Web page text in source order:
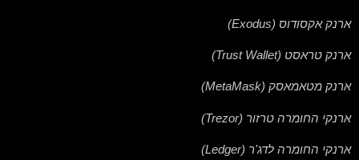
ארנק אקסודוס (Exodus)
ארנק טראסט (Trust Wallet)
ארנק מטאמאסק (MetaMask)
ארנקי החומרה טרזור (Trezor)
ארנקי החומרה לדג'ר (Ledger)